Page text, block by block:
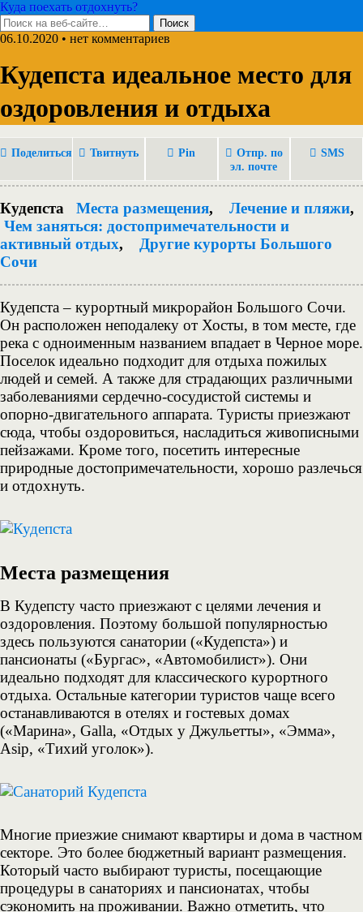
Куда поехать отдохнуть?
06.10.2020 • нет комментариев
Кудепста идеальное место для
оздоровления и отдыха
Поделиться Твитнуть Pin
Отпр. по
эл. почте
SMS
Кудепста Места размещения, Лечение и пляжи,
Чем заняться: достопримечательности и
активный отдых,
Другие курорты Большого
Сочи
Кудепста – курортный микрорайон Большого Сочи.
Он расположен неподалеку от Хосты, в том месте, где
река с одноименным названием впадает в Черное море.
Поселок идеально подходит для отдыха пожилых
людей и семей. А также для страдающих различными
заболеваниями сердечно-сосудистой системы и
опорно-двигательного аппарата. Туристы приезжают
сюда, чтобы оздоровиться, насладиться живописными
пейзажами. Кроме того, посетить интересные
природные достопримечательности, хорошо разлечься
и отдохнуть.
Места размещения
В Кудепсту часто приезжают с целями лечения и
оздоровления. Поэтому большой популярностью
здесь пользуются санатории («Кудепста») и
пансионаты («Бургас», «Автомобилист»). Они
идеально подходят для классического курортного
отдыха. Остальные категории туристов чаще всего
останавливаются в отелях и гостевых домах
(«Марина», Galla, «Отдых у Джульетты», «Эмма»,
Asip, «Тихий уголок»).
Многие приезжие снимают квартиры и дома в частном
секторе. Это более бюджетный вариант размещения.
Который часто выбирают туристы, посещающие
процедуры в санаториях и пансионатах, чтобы
сэкономить на проживании. Важно отметить, что